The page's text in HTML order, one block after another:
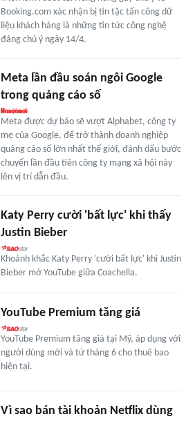
Booking.com xác nhận bị tin tặc tấn công dữ
liệu khách hàng là những tin tức công nghệ
đáng chú ý ngày 14/4.
Meta lần đầu soán ngôi Google
trong quảng cáo số
Meta được dự báo sẽ vượt Alphabet, công ty
mẹ của Google, để trở thành doanh nghiệp
quảng cáo số lớn nhất thế giới, đánh dấu bước
chuyển lần đầu tiên công ty mạng xã hội này
lên vị trí dẫn đầu.
Katy Perry cười 'bất lực' khi thấy
Justin Bieber
Khoảnh khắc Katy Perry 'cười bất lực' khi Justin
Bieber mở YouTube giữa Coachella.
YouTube Premium tăng giá
YouTube Premium tăng giá tại Mỹ, áp dụng với
người dùng mới và từ tháng 6 cho thuê bao
hiện tại.
Vì sao bán tài khoản Netflix dùng